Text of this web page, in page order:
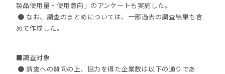
製品使用量・使用意向」のアンケートも実施した。
● なお、調査のまとめについては、一部過去の調査結果も含
めて作成した。
■調査対象
● 調査への賛同の上、協力を得た企業数は以下の通りであ